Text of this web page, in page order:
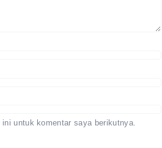
untuk komentar saya berikutnya.